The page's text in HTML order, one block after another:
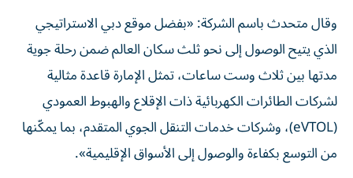
وقال متحدث باسم الشركة: «بفضل موقع دبي الاستراتيجي
الذي يتيح الوصول إلى نحو ثلث سكان العالم ضمن رحلة جوية
مدتها بين ثلاث وست ساعات، تمثل الإمارة قاعدة مثالية
لشركات الطائرات الكهربائية ذات الإقلاع والهبوط العمودي
(eVTOL)، وشركات خدمات التنقل الجوي المتقدم، بما يمكّنها
من التوسع بكفاءة والوصول إلى الأسواق الإقليمية».